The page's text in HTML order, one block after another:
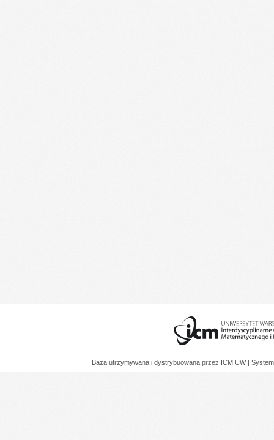
Baza utrzymywana i dystrybuowana przez ICM UW |